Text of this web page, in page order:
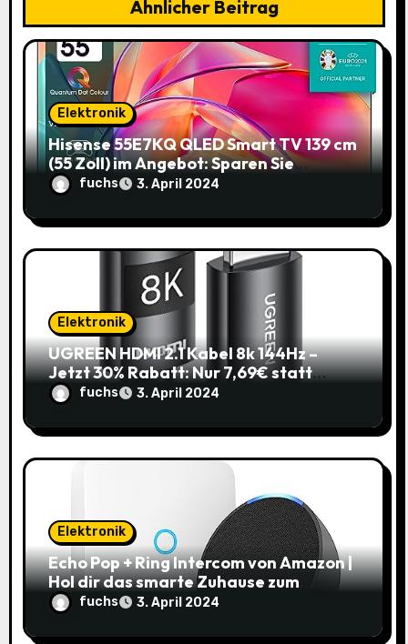
t
o
n
Ähnlicher Beitrag
Elektronik
Hisense 55E7KQ QLED Smart TV 139 cm
(55 Zoll) im Angebot: Sparen Sie
145,85€!
fuchs 3. April 2024
Elektronik
UGREEN HDMI 2.1 Kabel 8k 144Hz –
Jetzt 30% Rabatt: Nur 7,69€ statt
10,99€
fuchs 3. April 2024
Elektronik
Echo Pop + Ring Intercom von Amazon |
Hol dir das smarte Zuhause zum
Schnäppchenpreis!
fuchs 3. April 2024